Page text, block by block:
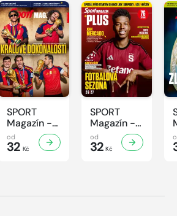
SPORT
Magazín -
31/2026
od
32 Kč
SPORT
Magazín -
30/2026
od
32 Kč